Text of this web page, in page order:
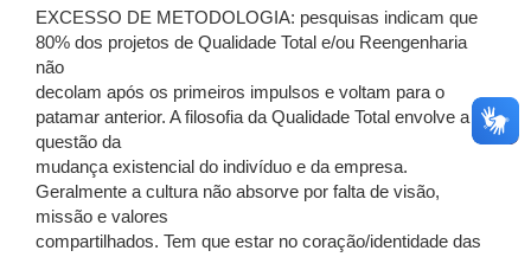
EXCESSO DE METODOLOGIA: pesquisas indicam que
80% dos projetos de Qualidade Total e/ou Reengenharia
não
decolam após os primeiros impulsos e voltam para o
patamar anterior. A filosofia da Qualidade Total envolve a
questão da
mudança existencial do indivíduo e da empresa.
Geralmente a cultura não absorve por falta de visão,
missão e valores
compartilhados. Tem que estar no coração/identidade das